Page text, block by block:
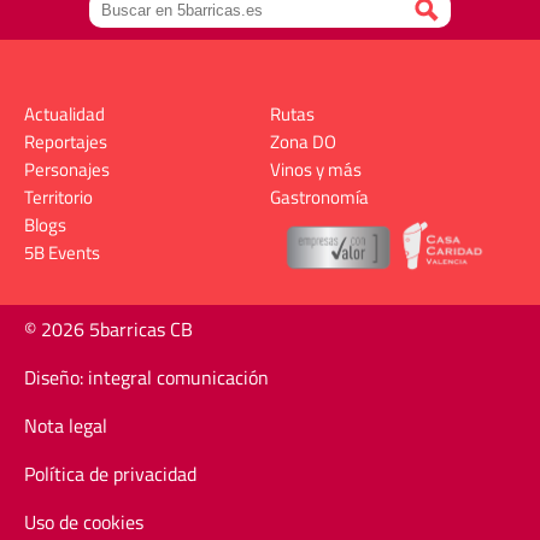
Actualidad
Reportajes
Personajes
Territorio
Rutas
Zona DO
Vinos y más
Gastronomía
Blogs
5B Events
© 2026 5barricas CB
Diseño: integral comunicación
Nota legal
Política de privacidad
Uso de cookies